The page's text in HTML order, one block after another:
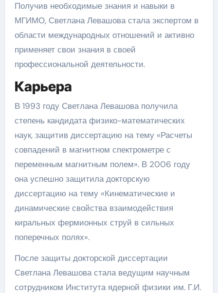
Получив необходимые знания и навыки в
МГИМО, Светлана Левашова стала экспертом в
области международных отношений и активно
применяет свои знания в своей
профессиональной деятельности.
Карьера
В 1993 году Светлана Левашова получила
степень кандидата физико-математических
наук, защитив диссертацию на тему «Расчеты
совпадений в магнитном спектрометре с
переменным магнитным полем». В 2006 году
она успешно защитила докторскую
диссертацию на тему «Кинематические и
динамические свойства взаимодействия
киральных фермионных струй в сильных
поперечных полях».
После защиты докторской диссертации
Светлана Левашова стала ведущим научным
сотрудником Института ядерной физики им. Г.И.